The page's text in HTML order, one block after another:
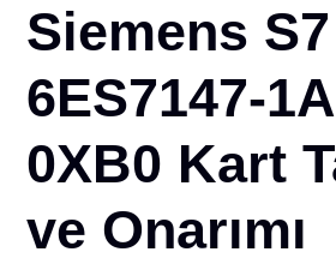
Siemens S7
6ES7147-
0XB0 Kart
ve Onarımı